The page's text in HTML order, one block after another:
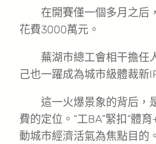
在開賽僅一個多月之后
花費3000萬元。
蕪湖市總工會相干擔任
己也一躍成為城市級體裁新
這一火爆景象的背后，
費的定位。“工BA”緊扣“體
動城市經濟活氣為焦點目的